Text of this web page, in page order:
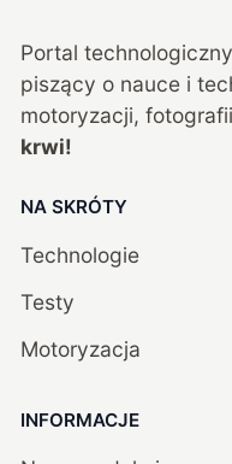
Portal
piszący o nauce i
motoryzacji,
krwi!
NA SKRÓTY
Technologie
Testy
Motoryzacja
INFORMACJE